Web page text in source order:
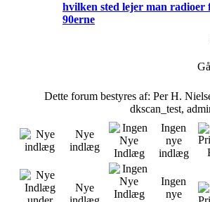
hvilken sted lejer man radioer
90erne
Dette forum bestyres af: Per H.
dkscan_test,
Nye
indlæg
Ingen
nye
indlæg
Nye
Ingen
nye